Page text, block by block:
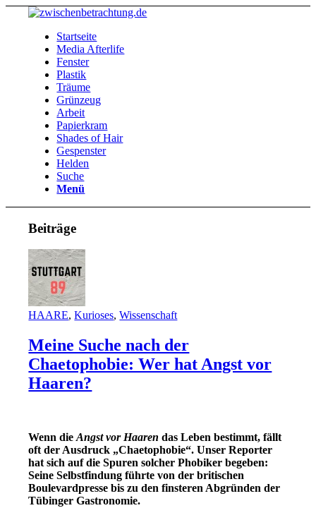
Startseite
Media Afterlife
Fenster
Plastik
Träume
Grünzeug
Arbeit
Papierkram
Shades of Hair
Gespenster
Helden
Suche
Menü
Beiträge
HAARE,Kurioses,Wissenschaft
Meine Suche nach der
Chaetophobie: Wer hat Angst vor
Haaren?
Wenn dieAngst vor Haaren das Leben bestimmt, fällt
oft der Ausdruck „Chaetophobie“. Unser Reporter
hat sich auf die Spuren solcher Phobiker begeben:
Seine Selbstfindung führte von der britischen
Boulevardpresse bis zu den finsteren Abgründen der
Tübinger Gastronomie.